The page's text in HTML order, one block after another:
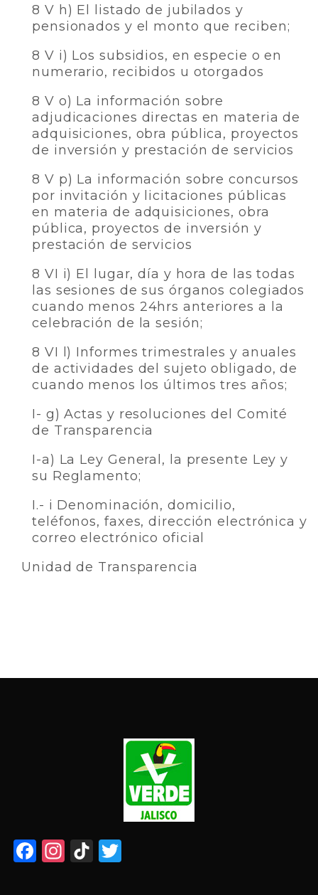
8 V h) El listado de jubilados y
pensionados y el monto que reciben;
8 V i) Los subsidios, en especie o en
numerario, recibidos u otorgados
8 V o) La información sobre
adjudicaciones directas en materia de
adquisiciones, obra pública, proyectos
de inversión y prestación de servicios
8 V p) La información sobre concursos
por invitación y licitaciones públicas
en materia de adquisiciones, obra
pública, proyectos de inversión y
prestación de servicios
8 VI i) El lugar, día y hora de las todas
las sesiones de sus órganos colegiados
cuando menos 24hrs anteriores a la
celebración de la sesión;
8 VI l) Informes trimestrales y anuales
de actividades del sujeto obligado, de
cuando menos los últimos tres años;
I- g) Actas y resoluciones del Comité
de Transparencia
I-a) La Ley General, la presente Ley y
su Reglamento;
I.- i Denominación, domicilio,
teléfonos, faxes, dirección electrónica y
correo electrónico oficial
Unidad de Transparencia
Facebook
Instagram
TikTok